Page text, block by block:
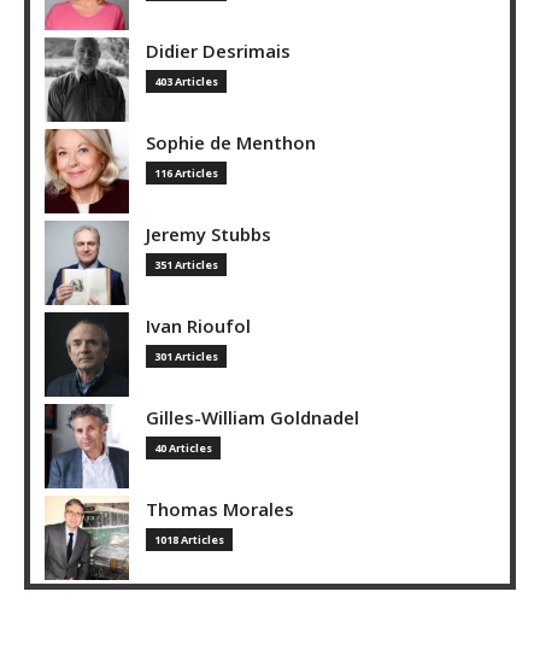
Didier Desrimais
403 Articles
Sophie de Menthon
116 Articles
Jeremy Stubbs
351 Articles
Ivan Rioufol
301 Articles
Gilles-William Goldnadel
40 Articles
Thomas Morales
1018 Articles